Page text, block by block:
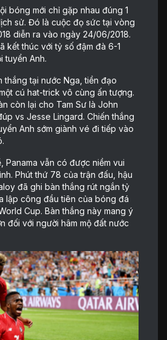
bóng mới chỉ gặp nhau đúng 1
sử. Đó là cuộc đọ sức tại vòng
diễn ra vào ngày 24/06/2018.
kết thúc với tỷ số đậm đà 6-1
tuyển Anh.
thắng tại nước Nga, tiền đạo
cú hat-trick vô cùng ấn tượng.
còn lại cho Tam Sư là John
vs Jesse Lingard. Chiến thắng
Anh sớm giành vé đi tiếp vào
Panama vẫn có được niềm vui
Phút thứ 78 của trận đấu, hậu
đã ghi bàn thắng rút ngắn tỷ
lập công đầu tiên của bóng đá
Cup. Bàn thắng này mang ý
đối với người hâm mộ đất nước